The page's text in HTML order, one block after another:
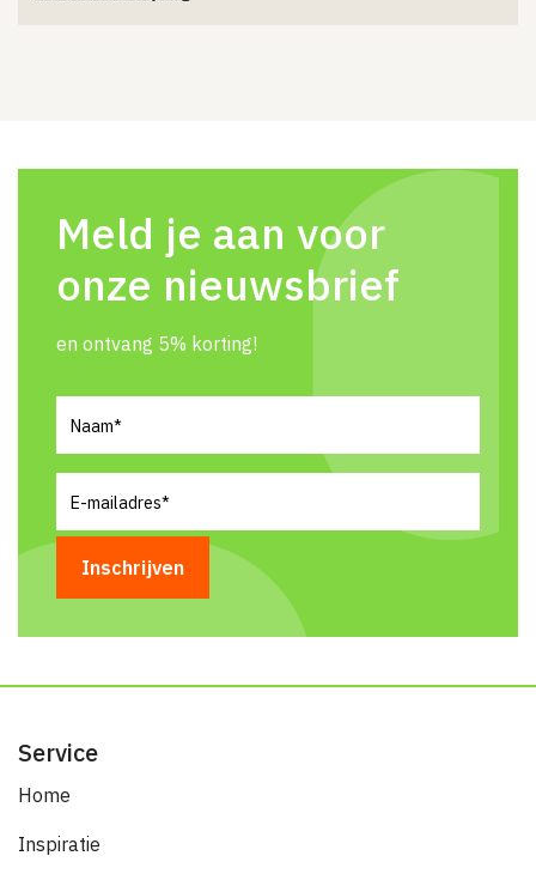
Meld je aan voor
onze nieuwsbrief
en ontvang 5% korting!
mailadres(Vereist)
Service
Home
Inspiratie